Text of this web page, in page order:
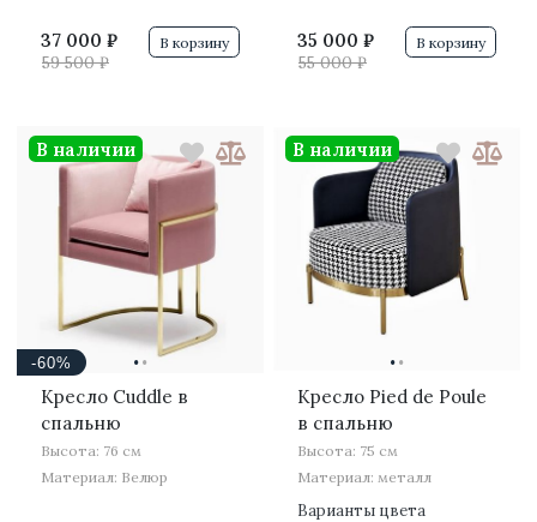
37 000 ₽
59 500 ₽
В корзину 35 000 ₽
55 000 ₽
В корзину
··
-60%
Кресло Cuddle в
спальню
Высота: 76 см
Материал: Велюр
В наличии
··
Кресло Pied de Poule
в спальню
Высота: 75 см
Материал: металл
Варианты цвета
В наличии